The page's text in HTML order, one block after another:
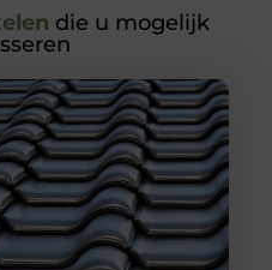
die u mogelijk